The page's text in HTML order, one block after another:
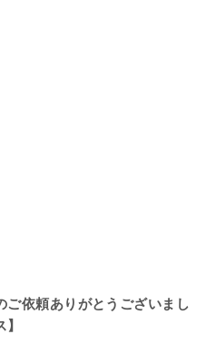
ご依頼ありがとうございまし